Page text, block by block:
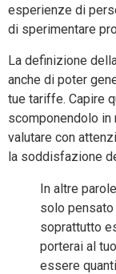
esperienze di
di sperimentare
La definizione
anche di poter
tue tariffe. Capire
scomponendolo in
valutare con
la soddisfazione
In altre
solo
soprattutto
porterai al
essere